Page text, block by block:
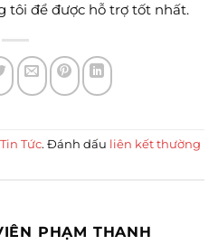
tôi để được hỗ trợ tốt nhất.
Tin Tức. Đánh dấu liên kết thường
PHẠM THANH